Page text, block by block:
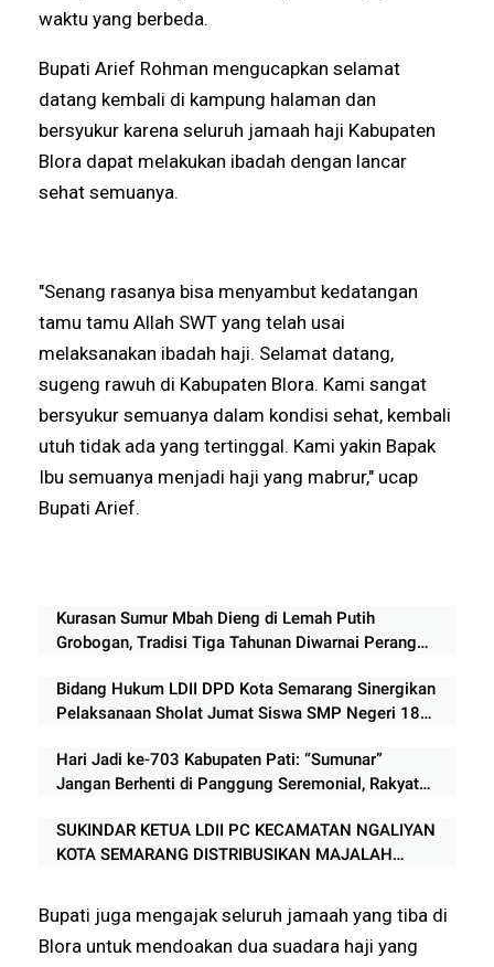
waktu yang berbeda.
Bupati Arief Rohman mengucapkan selamat
datang kembali di kampung halaman dan
bersyukur karena seluruh jamaah haji Kabupaten
Blora dapat melakukan ibadah dengan lancar
sehat semuanya.
"Senang rasanya bisa menyambut kedatangan
tamu tamu Allah SWT yang telah usai
melaksanakan ibadah haji. Selamat datang,
sugeng rawuh di Kabupaten Blora. Kami sangat
bersyukur semuanya dalam kondisi sehat, kembali
utuh tidak ada yang tertinggal. Kami yakin Bapak
Ibu semuanya menjadi haji yang mabrur," ucap
Bupati Arief.
Kurasan Sumur Mbah Dieng di Lemah Putih
Grobogan, Tradisi Tiga Tahunan Diwarnai Perang
Bidang Hukum LDII DPD Kota Semarang Sinergikan
Pelaksanaan Sholat Jumat Siswa SMP Negeri 18
Hari Jadi ke-703 Kabupaten Pati: “Sumunar”
Jangan Berhenti di Panggung Seremonial, Rakyat
SUKINDAR KETUA LDII PC KECAMATAN NGALIYAN
KOTA SEMARANG DISTRIBUSIKAN MAJALAH
Bupati juga mengajak seluruh jamaah yang tiba di
Blora untuk mendoakan dua suadara haji yang